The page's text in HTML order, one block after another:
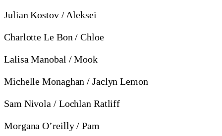
Julian Kostov / Aleksei
Charlotte Le Bon / Chloe
Lalisa Manobal / Mook
Michelle Monaghan / Jaclyn Lemon
Sam Nivola / Lochlan Ratliff
Morgana O’reilly / Pam